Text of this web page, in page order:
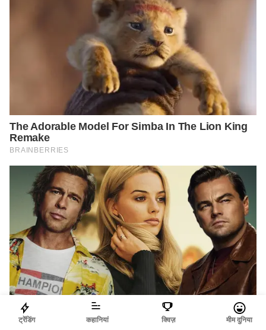
ट्रेंडिंग कहानियां क्विज़ मीम दुनिया